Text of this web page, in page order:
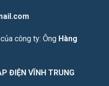
công ty: Ông Hàng
ĐIỆN VĨNH TRUNG